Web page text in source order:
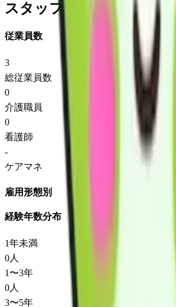
スタッフ情報
従業員数
3
総従業員数
0
介護職員
0
看護師
-
ケアマネ
雇用形態別
経験年数分布
1年未満
0人
1〜3年
0人
3〜5年